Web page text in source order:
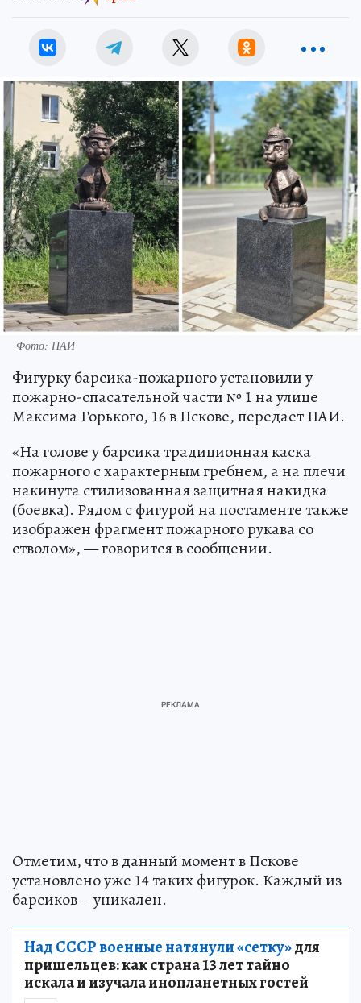
Фото: ПАИ
Фигурку барсика-пожарного установили у
пожарно-спасательной части № 1 на улице
Максима Горького, 16 в Пскове, передает ПАИ.
«На голове у барсика традиционная каска
пожарного с характерным гребнем, а на плечи
накинута стилизованная защитная накидка
(боевка). Рядом с фигурой на постаменте также
изображен фрагмент пожарного рукава со
стволом», — говорится в сообщении.
Отметим, что в данный момент в Пскове
установлено уже 14 таких фигурок. Каждый из
барсиков – уникален.
Над СССР военные натянули «сетку»для
пришельцев: как страна 13 лет тайно
искала и изучала инопланетных гостей